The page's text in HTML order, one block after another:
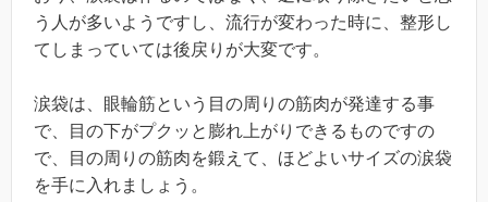
う人が多いようですし、流行が変わった時に、整形し
てしまっていては後戻りが大変です。
涙袋は、眼輪筋という目の周りの筋肉が発達する事
で、目の下がプクッと膨れ上がりできるものですの
で、目の周りの筋肉を鍛えて、ほどよいサイズの涙袋
を手に入れましょう。